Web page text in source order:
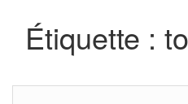
Étiquette :